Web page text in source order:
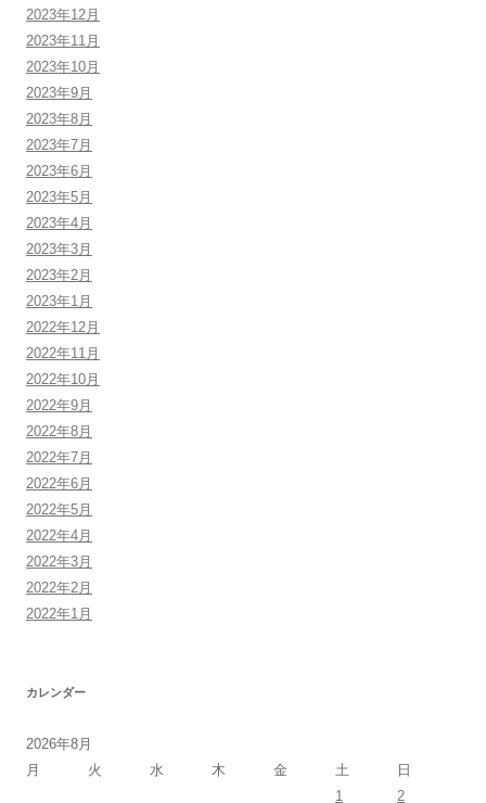
2023年12月
2023年11月
2023年10月
2023年9月
2023年8月
2023年7月
2023年6月
2023年5月
2023年4月
2023年3月
2023年2月
2023年1月
2022年12月
2022年11月
2022年10月
2022年9月
2022年8月
2022年7月
2022年6月
2022年5月
2022年4月
2022年3月
2022年2月
2022年1月
カレンダー
2026年8月
月
火 水 木 金 土
日
1
2